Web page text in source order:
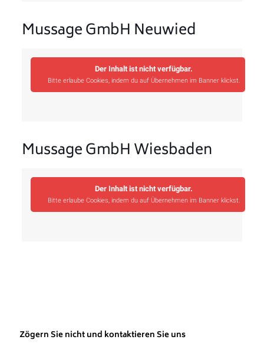
Mussage GmbH Neuwied
Der Inhalt ist nicht verfügbar.
Bitte erlaube Cookies, indem du auf Übernehmen im Banner klickst.
Mussage GmbH Wiesbaden
Der Inhalt ist nicht verfügbar.
Bitte erlaube Cookies, indem du auf Übernehmen im Banner klickst.
Zögern Sie nicht und kontaktieren Sie uns